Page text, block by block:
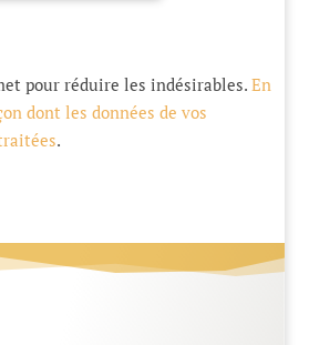
pour réduire les indésirables.En
dont les données de vos
.